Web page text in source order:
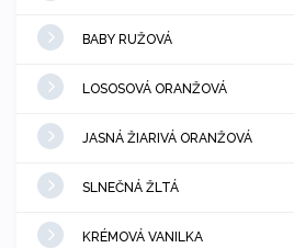
BABY RUŽOVÁ
LOSOSOVÁ ORANŽOVÁ
JASNÁ ŽIARIVÁ ORANŽOVÁ
SLNEČNÁ ŽLTÁ
KRÉMOVÁ VANILKA